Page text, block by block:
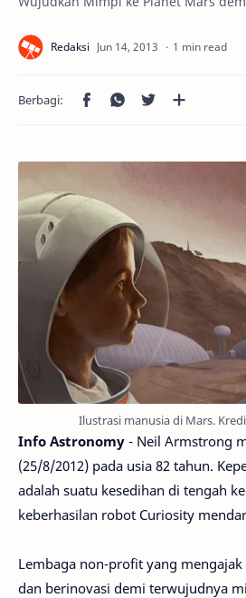
1 min read
Ilustrasi manusia di Mars.
Info Astronomy - Neil Armstrong
(25/8/2012) pada usia 82 tahun.
adalah suatu kesedihan di tengah
keberhasilan robot Curiosity
Lembaga non-profit yang
dan berinovasi demi terwujudnya